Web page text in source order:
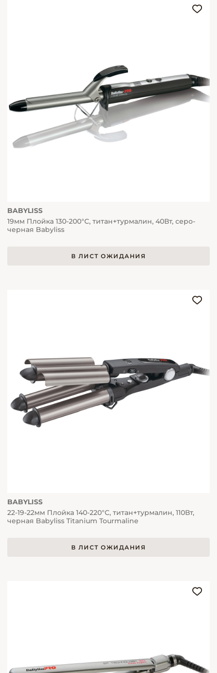
BABYLISS
19мм Плойка 130-200°C, титан+турмалин, 40Вт, серо-
черная Babyliss
В ЛИСТ ОЖИДАНИЯ
BABYLISS
22-19-22мм Плойка 140-220°C, титан+турмалин, 110Вт,
черная Babyliss Titanium Tourmaline
В ЛИСТ ОЖИДАНИЯ